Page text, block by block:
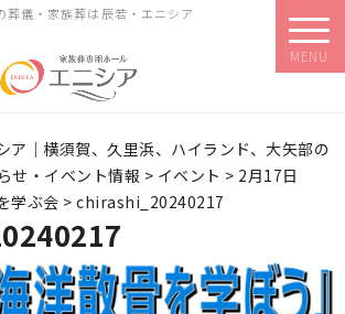
儀・家族葬は辰若・エニシア
MENU
ア｜横須賀、久里浜、ハイランド、大矢部の
せ・イベント情報 > イベント > 2月17日
学ぶ会 > chirashi_20240217